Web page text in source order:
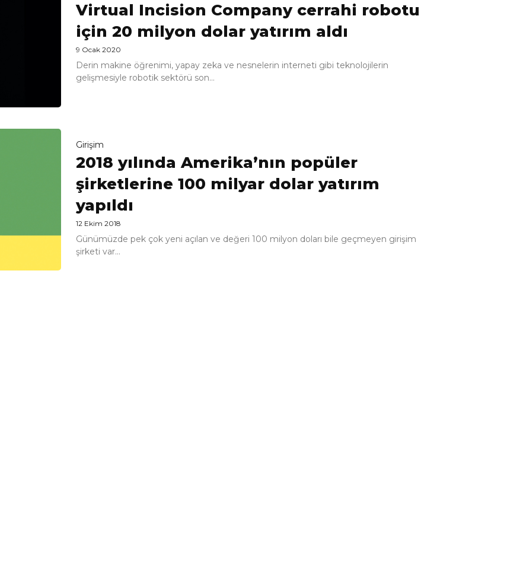
Virtual Incision Company cerrahi robotu
için 20 milyon dolar yatırım aldı
9 Ocak 2020
Derin makine öğrenimi, yapay zeka ve nesnelerin interneti gibi teknolojilerin
gelişmesiyle robotik sektörü son...
Girişim
2018 yılında Amerika’nın popüler
şirketlerine 100 milyar dolar yatırım
yapıldı
12 Ekim 2018
Günümüzde pek çok yeni açılan ve değeri 100 milyon doları bile geçmeyen girişim
şirketi var...